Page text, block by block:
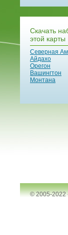
Скачать
этой карты
Северная
Айдахо
Орегон
Вашингтон
Монтана
© 2005-2022